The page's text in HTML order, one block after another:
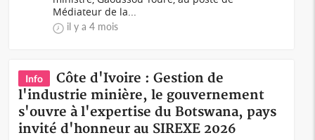
Médiateur de la...
il y a 4 mois
Info
Côte d'Ivoire : Gestion de
l'industrie minière, le gouvernement
s'ouvre à l'expertise du Botswana, pays
invité d'honneur au SIREXE 2026